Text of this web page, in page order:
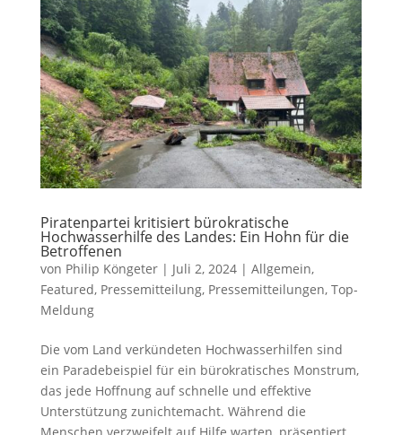
Piratenpartei kritisiert bürokratische
Hochwasserhilfe des Landes: Ein Hohn für die
Betroffenen
von Philip Köngeter| Juli 2, 2024| Allgemein,
Featured, Pressemitteilung, Pressemitteilungen, Top-
Meldung
Die vom Land verkündeten Hochwasserhilfen sind
ein Paradebeispiel für ein bürokratisches Monstrum,
das jede Hoffnung auf schnelle und effektive
Unterstützung zunichtemacht. Während die